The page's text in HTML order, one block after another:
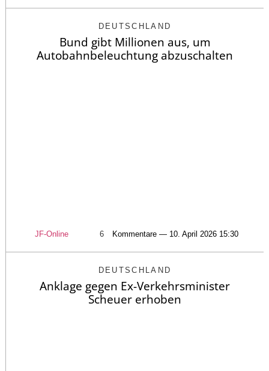
DEUTSCHLAND
Bund gibt Millionen aus, um
Autobahnbeleuchtung abzuschalten
JF-Online 6 Kommentare — 10. April 2026 15:30
DEUTSCHLAND
Anklage gegen Ex-Verkehrsminister
Scheuer erhoben